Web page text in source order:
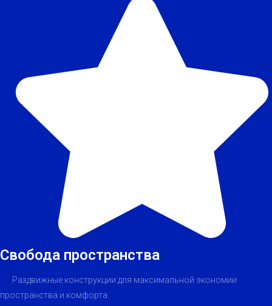
Свобода пространства
Раздвижные конструкции для максимальной экономии
пространства и комфорта.